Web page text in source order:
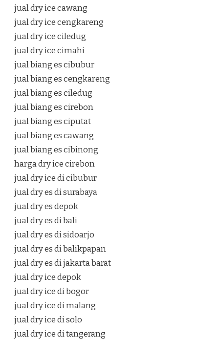
jual dry ice cawang
jual dry ice cengkareng
jual dry ice ciledug
jual dry ice cimahi
jual biang es cibubur
jual biang es cengkareng
jual biang es ciledug
jual biang es cirebon
jual biang es ciputat
jual biang es cawang
jual biang es cibinong
harga dry ice cirebon
jual dry ice di cibubur
jual dry es di surabaya
jual dry es depok
jual dry es di bali
jual dry es di sidoarjo
jual dry es di balikpapan
jual dry es di jakarta barat
jual dry ice depok
jual dry ice di bogor
jual dry ice di malang
jual dry ice di solo
jual dry ice di tangerang